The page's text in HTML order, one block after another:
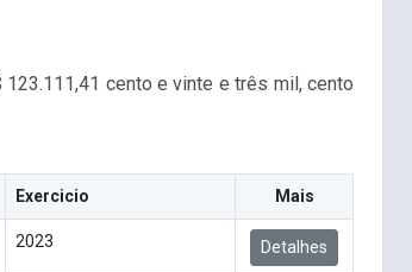
123.111,41 cento e vinte e três mil, cento
Exercicio Mais
2023 Detalhes